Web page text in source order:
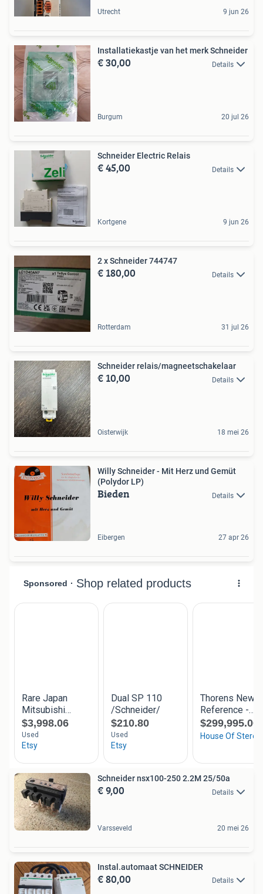
Utrecht 9 jun 26
Installatiekastje van het merk Schneider
€ 30,00 Details
Burgum 20 jul 26
Schneider Electric Relais
€ 45,00 Details
Kortgene 9 jun 26
2 x Schneider 744747
€ 180,00 Details
Rotterdam 31 jul 26
Schneider relais/magneetschakelaar
€ 10,00 Details
Oisterwijk 18 mei 26
Willy Schneider - Mit Herz und Gemüt
(Polydor LP)
Bieden Details
Eibergen 27 apr 26
Schneider nsx100-250 2.2M 25/50a
€ 9,00 Details
Varsseveld 20 mei 26
Instal.automaat SCHNEIDER
€ 80,00 Details